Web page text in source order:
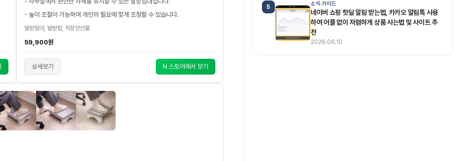
- 높이 조절이 가능하여 개인의 필요에 맞게 조정할 수 있습니다.
발받침대, 발받침, 직장인선물
59,900원
상세보기 N 스토어에서 보기
5 소식·가이드
네이버 쇼핑 핫딜 알림 받는법, 카카오 알림톡 사용
하여 어플 없이 저렴하게 상품 사는법 및 사이트 추
천
2026.06.10